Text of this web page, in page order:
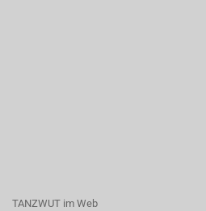
TANZWUT im Web